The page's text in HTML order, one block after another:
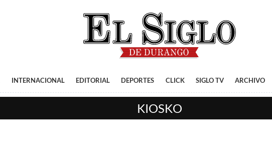
INTERNACIONAL EDITORIAL DEPORTES CLICK SIGLO TV ARCHIVO
KIOSKO